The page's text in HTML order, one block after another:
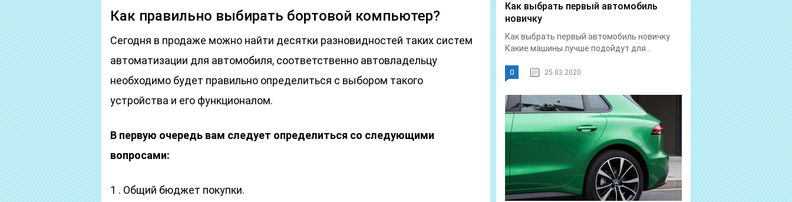
Как правильно выбирать бортовой компьютер?
Сегодня в продаже можно найти десятки разновидностей таких систем
автоматизации для автомобиля, соответственно автовладельцу
необходимо будет правильно определиться с выбором такого
устройства и его функционалом.
В первую очередь вам следует определиться со следующими
вопросами:
1 . Общий бюджет покупки.
Как выбрать первый автомобиль
новичку
Как выбрать первый автомобиль новичку
Какие машины лучше подойдут для...
0 25.03.2020